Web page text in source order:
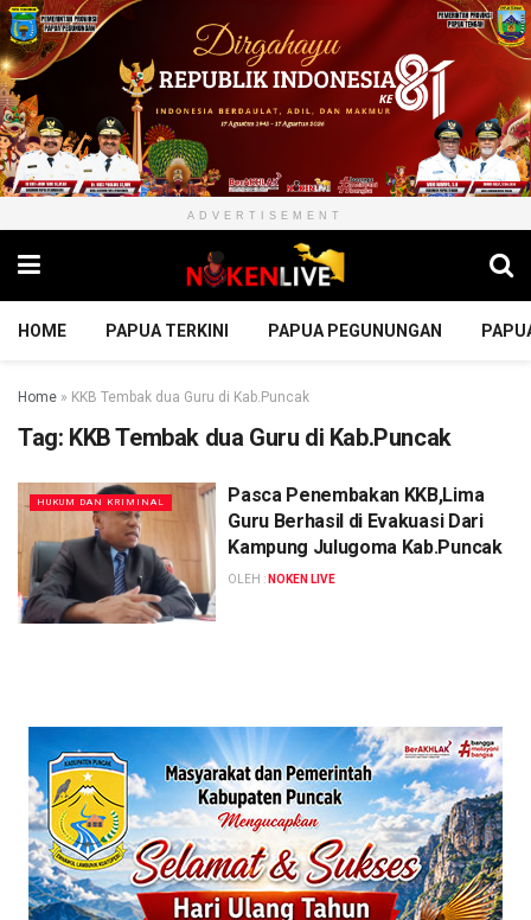
ADVERTISEMENT
HOME PAPUA TERKINI PAPUA PEGUNUNGAN
Home » KKB Tembak dua Guru di Kab.Puncak
Tag: KKB Tembak dua Guru di Kab.Puncak
HUKUM DAN KRIMINAL
Pasca Penembakan KKB,Lima
Guru Berhasil di Evakuasi Dari
Kampung Julugoma Kab.Puncak
OLEH : NOKEN LIVE